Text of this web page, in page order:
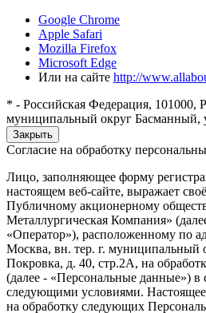
Google Chrome
Apple Safari
Mozilla Firefox
Microsoft Edge
Или на сайте http://
* - Российская Федерация, 101000,
муниципальный округ Басманный,
Закрыть
Согласие на обработку
Лицо, заполняющее форму
настоящем веб-сайте, выражает
Публичному акционерному
Металлургическая Компания»
«Оператор»), расположенному по
Москва, вн. тер. г. муниципальный
Покровка, д. 40, стр.2А, на
(далее - «Персональные данные») в
следующими условиями. Настоящее
на обработку следующих